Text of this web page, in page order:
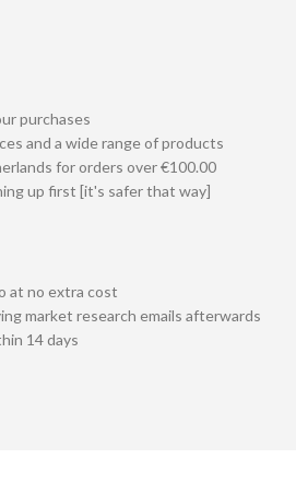
purchases
and a wide range of products
for orders over €100.00
up first [it's safer that way]
at no extra cost
market research emails afterwards
14 days